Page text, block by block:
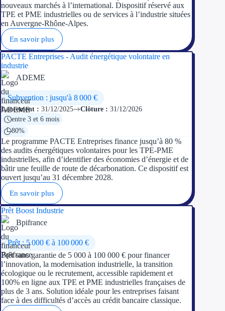
nouveaux marchés à l’international. Dispositif réservé aux
TPE et PME industrielles ou de services à l’industrie situées
en Auvergne-Rhône-Alpes.
En savoir plus
PACTE Entreprises - Audit énergétique volontaire en
industrie
ADEME
Subvention : jusqu'à 8 000 €
Lancement : 31/12/2025 Clôture : 31/12/2026
entre 3 et 6 mois
80%
Le programme PACTE Entreprises finance jusqu’à 80 %
des audits énergétiques volontaires pour les TPE-PME
industrielles, afin d’identifier des économies d’énergie et de
bâtir une feuille de route de décarbonation. Ce dispositif est
ouvert jusqu’au 31 décembre 2028.
En savoir plus
Prêt Boost Industrie
Bpifrance
Prêt : 5 000 € à 100 000 €
Prêt sans garantie de 5 000 à 100 000 € pour financer
l’innovation, la modernisation industrielle, la transition
écologique ou le recrutement, accessible rapidement et
100% en ligne aux TPE et PME industrielles françaises de
plus de 3 ans. Solution idéale pour les entreprises faisant
face à des difficultés d’accès au crédit bancaire classique.